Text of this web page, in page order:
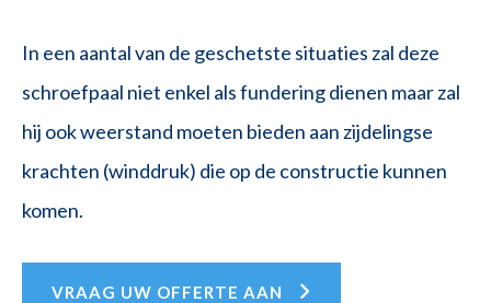
In een aantal van de geschetste situaties zal deze
schroefpaal niet enkel als fundering dienen maar zal
hij ook weerstand moeten bieden aan zijdelingse
krachten (winddruk) die op de constructie kunnen
komen.
VRAAG UW OFFERTE AAN